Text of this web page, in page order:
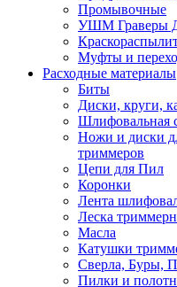
Промывочные
УШМ Граверы
Муфты и
Расходные материалы
Биты
Диски, круги,
Шлифовальная
Ножи и диски
триммеров
Цепи для Пил
Коронки
Лента
Леска
Масла
Катушки
Сверла, Буры,
Пилки и